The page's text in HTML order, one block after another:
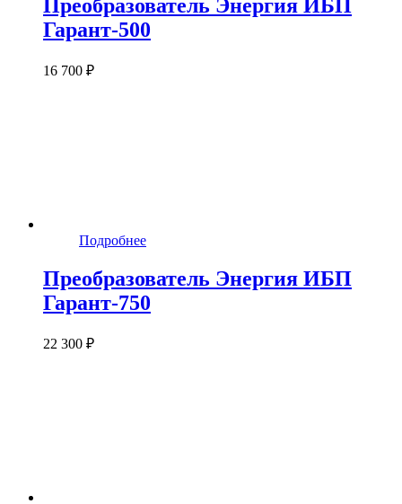
Преобразователь Энергия ИБП
Гарант-500
16 700 ₽
Подробнее
Преобразователь Энергия ИБП
Гарант-750
22 300 ₽